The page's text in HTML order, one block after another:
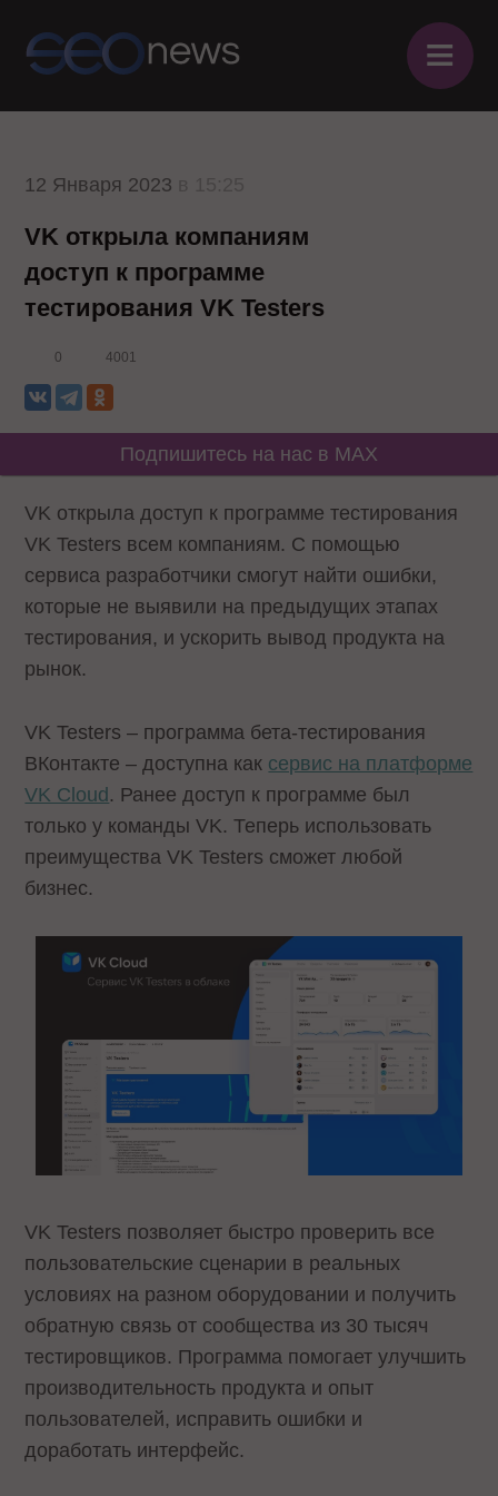
≡
12 Января 2023
VK открыла компаниям
доступ к программе
тестирования VK Testers
0 4001
Подпишитесь на нас в MAX
VK открыла доступ к программе тестирования
VK Testers всем компаниям. С помощью
сервиса разработчики смогут найти ошибки,
которые не выявили на предыдущих этапах
тестирования, и ускорить вывод продукта на
рынок.
VK Testers – программа бета-тестирования
ВКонтакте – доступна как сервис на платформе
VK Cloud. Ранее доступ к программе был
только у команды VK. Теперь использовать
преимущества VK Testers сможет любой
бизнес.
VK Testers позволяет быстро проверить все
пользовательские сценарии в реальных
условиях на разном оборудовании и получить
обратную связь от сообщества из 30 тысяч
тестировщиков. Программа помогает улучшить
производительность продукта и опыт
пользователей, исправить ошибки и
доработать интерфейс.